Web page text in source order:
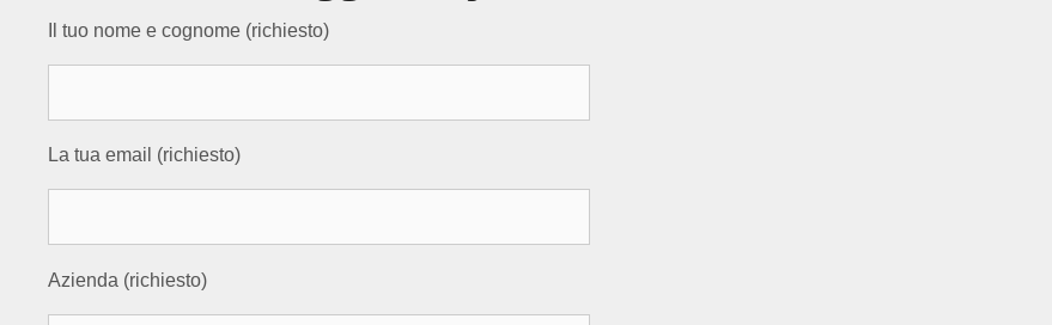
Il tuo nome e cognome (richiesto)
La tua email (richiesto)
Azienda (richiesto)